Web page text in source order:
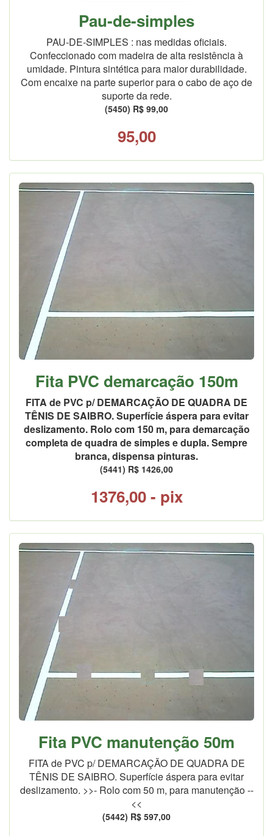
Pau-de-simples
PAU-DE-SIMPLES : nas medidas oficiais.
Confeccionado com madeira de alta resistência à
umidade. Pintura sintética para maior durabilidade.
Com encaixe na parte superior para o cabo de aço de
suporte da rede.
(5450) R$ 99,00
95,00
Fita PVC demarcação 150m
FITA de PVC p/ DEMARCAÇÃO DE QUADRA DE
TÊNIS DE SAIBRO. Superfície áspera para evitar
deslizamento. Rolo com 150 m, para demarcação
completa de quadra de simples e dupla. Sempre
branca, dispensa pinturas.
(5441) R$ 1426,00
1376,00 - pix
Fita PVC manutenção 50m
FITA de PVC p/ DEMARCAÇÃO DE QUADRA DE
TÊNIS DE SAIBRO. Superfície áspera para evitar
deslizamento. >>- Rolo com 50 m, para manutenção --
<<
(5442) R$ 597,00